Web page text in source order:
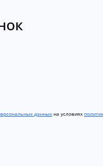
данных на условиях